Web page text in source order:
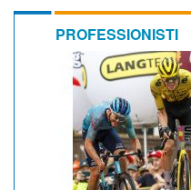
PROFESSIONISTI